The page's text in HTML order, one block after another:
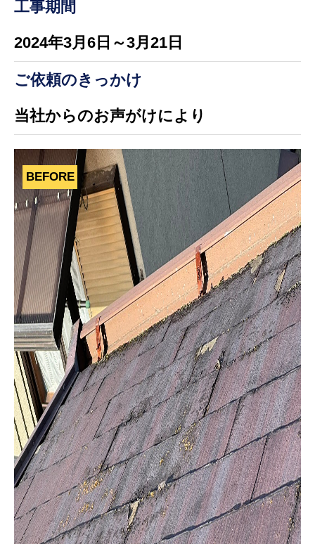
工事期間
2024年3月6日～3月21日
ご依頼のきっかけ
当社からのお声がけにより